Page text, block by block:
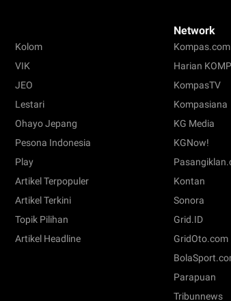
Kolom
VIK
JEO
Lestari
Ohayo Jepang
Pesona Indonesia
Play
Artikel Terpopuler
Artikel Terkini
Topik Pilihan
Artikel Headline
Network
Kompas.com
Harian
KompasTV
Kompasiana
KG Media
KGNow!
Kontan
Sonora
Grid.ID
GridOto.com
Parapuan
Tribunnews